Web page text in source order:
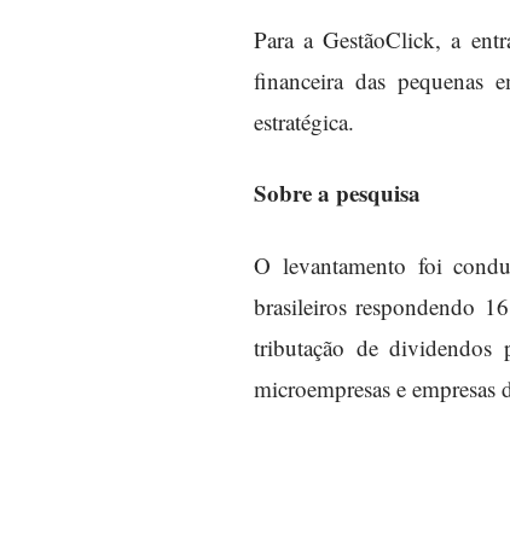
Para a GestãoClick, a
financeira das pequenas
estratégica.
Sobre a pesquisa
O levantamento foi
brasileiros respondendo
tributação de dividendos
microempresas e